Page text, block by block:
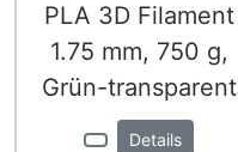
PLA 3D Filament
1.75 mm, 750 g,
Grün-transparent
Details